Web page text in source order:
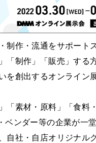
制作・流通をサポート
「制作」「販売」する
を創出するオンライン
「素材・原料」「食料
ベンダー等の企業が一
自社・自店オリジナル